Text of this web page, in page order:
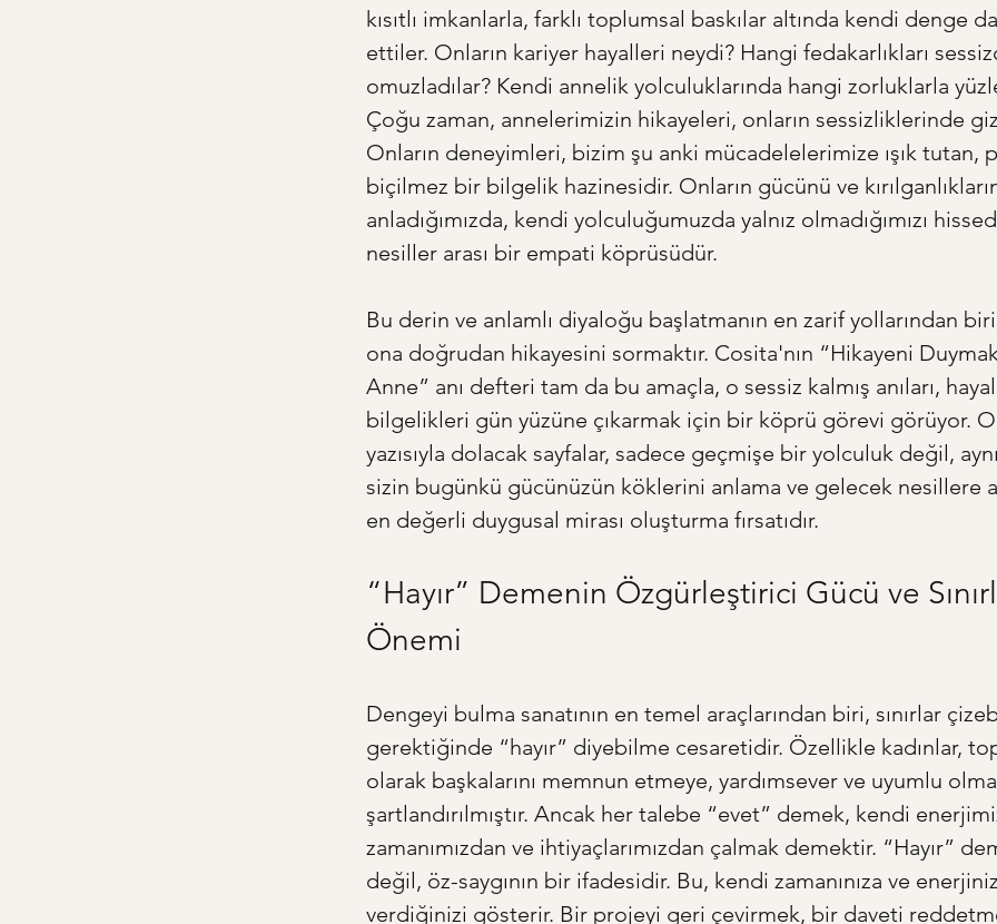
kısıtlı imkanlarla, farklı toplumsal baskılar altında kendi denge
ettiler. Onların kariyer hayalleri neydi? Hangi fedakarlıkları
omuzladılar? Kendi annelik yolculuklarında hangi zorluklarla
Çoğu zaman, annelerimizin hikayeleri, onların sessizliklerinde
Onların deneyimleri, bizim şu anki mücadelelerimize ışık tutan,
biçilmez bir bilgelik hazinesidir. Onların gücünü ve
anladığımızda, kendi yolculuğumuzda yalnız olmadığımızı
nesiller arası bir empati köprüsüdür.
Bu derin ve anlamlı diyaloğu başlatmanın en zarif yollarından
ona doğrudan hikayesini sormaktır. Cosita'nın “Hikayeni
Anne” anı defteri tam da bu amaçla, o sessiz kalmış anıları,
bilgelikleri gün yüzüne çıkarmak için bir köprü görevi görüyor.
yazısıyla dolacak sayfalar, sadece geçmişe bir yolculuk değil,
sizin bugünkü gücünüzün köklerini anlama ve gelecek nesillere
en değerli duygusal mirası oluşturma fırsatıdır.
“Hayır” Demenin Özgürleştirici Gücü ve
Önemi
Dengeyi bulma sanatının en temel araçlarından biri, sınırlar
gerektiğinde “hayır” diyebilme cesaretidir. Özellikle kadınlar,
olarak başkalarını memnun etmeye, yardımsever ve uyumlu
şartlandırılmıştır. Ancak her talebe “evet” demek, kendi
zamanımızdan ve ihtiyaçlarımızdan çalmak demektir. “Hayır”
değil, öz-saygının bir ifadesidir. Bu, kendi zamanınıza ve
verdiğinizi gösterir. Bir projeyi geri çevirmek, bir daveti